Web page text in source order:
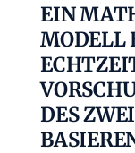
EIN
MODELL
DES